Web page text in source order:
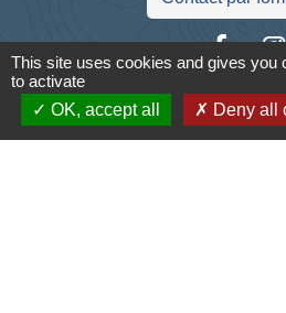
Liens
This site uses cookies and gives you
to activate
OK, accept all
Deny all